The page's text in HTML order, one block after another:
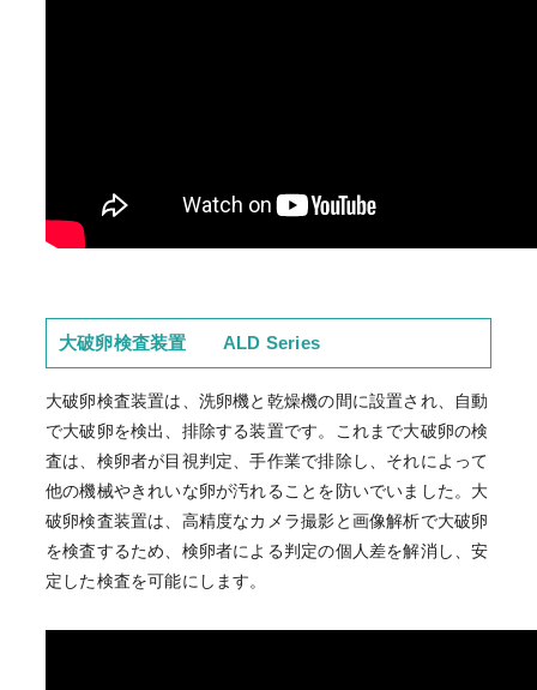
大破卵検査装置 ALD Series
大破卵検査装置は、洗卵機と乾燥機の間に設置され、自動
で大破卵を検出、排除する装置です。これまで大破卵の検
査は、検卵者が目視判定、手作業で排除し、それによって
他の機械やきれいな卵が汚れることを防いでいました。大
破卵検査装置は、高精度なカメラ撮影と画像解析で大破卵
を検査するため、検卵者による判定の個人差を解消し、安
定した検査を可能にします。